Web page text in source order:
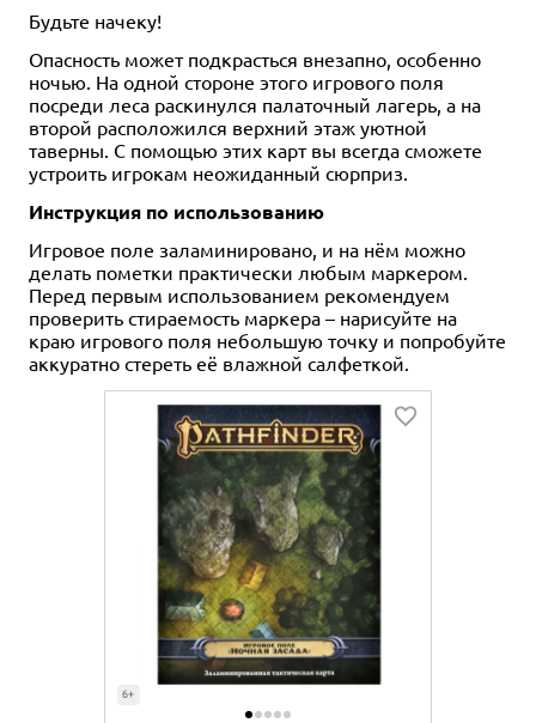
Будьте начеку!
Опасность может подкрасться внезапно, особенно
ночью. На одной стороне этого игрового поля
посреди леса раскинулся палаточный лагерь, а на
второй расположился верхний этаж уютной
таверны. С помощью этих карт вы всегда сможете
устроить игрокам неожиданный сюрприз.
Инструкция по использованию
Игровое поле заламинировано, и на нём можно
делать пометки практически любым маркером.
Перед первым использованием рекомендуем
проверить стираемость маркера – нарисуйте на
краю игрового поля небольшую точку и попробуйте
аккуратно стереть её влажной салфеткой.
6+